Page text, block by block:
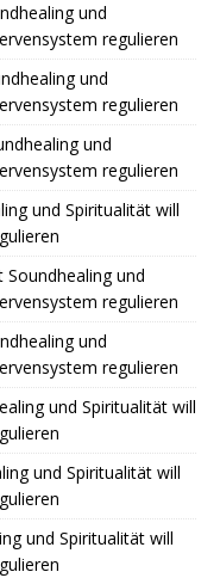
und
regulieren
und
regulieren
und
regulieren
und Spiritualität will
Soundhealing und
regulieren
und
regulieren
und Spiritualität will
und Spiritualität will
und Spiritualität will